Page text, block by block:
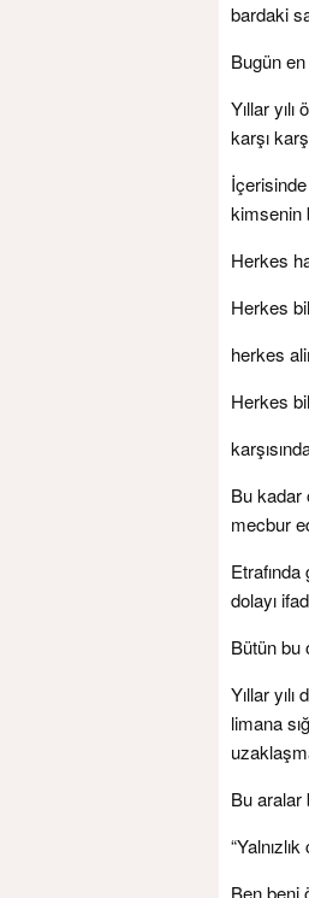
bardaki
Bugün
Yıllar
karşı
kimsenin
Herkes
Herkes
herkes
Herkes
Bu kadar
mecbur
dolayı
Bütün bu
Yıllar
limana
Bu aralar
Ben beni